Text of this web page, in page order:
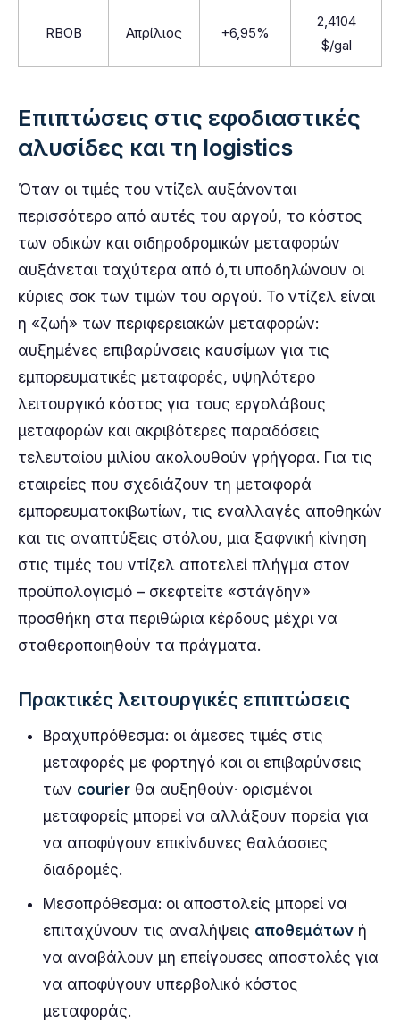
RBOB Απρίλιος +6,95%
2,4104
$/gal
Επιπτώσεις στις εφοδιαστικές
αλυσίδες και τη logistics
Όταν οι τιμές του ντίζελ αυξάνονται
περισσότερο από αυτές του αργού, το κόστος
των οδικών και σιδηροδρομικών μεταφορών
αυξάνεται ταχύτερα από ό,τι υποδηλώνουν οι
κύριες σοκ των τιμών του αργού. Το ντίζελ είναι
η «ζωή» των περιφερειακών μεταφορών:
αυξημένες επιβαρύνσεις καυσίμων για τις
εμπορευματικές μεταφορές, υψηλότερο
λειτουργικό κόστος για τους εργολάβους
μεταφορών και ακριβότερες παραδόσεις
τελευταίου μιλίου ακολουθούν γρήγορα. Για τις
εταιρείες που σχεδιάζουν τη μεταφορά
εμπορευματοκιβωτίων, τις εναλλαγές αποθηκών
και τις αναπτύξεις στόλου, μια ξαφνική κίνηση
στις τιμές του ντίζελ αποτελεί πλήγμα στον
προϋπολογισμό – σκεφτείτε «στάγδην»
προσθήκη στα περιθώρια κέρδους μέχρι να
σταθεροποιηθούν τα πράγματα.
Πρακτικές λειτουργικές επιπτώσεις
Βραχυπρόθεσμα: οι άμεσες τιμές στις
μεταφορές με φορτηγό και οι επιβαρύνσεις
των courier θα αυξηθούν· ορισμένοι
μεταφορείς μπορεί να αλλάξουν πορεία για
να αποφύγουν επικίνδυνες θαλάσσιες
διαδρομές.
Μεσοπρόθεσμα: οι αποστολείς μπορεί να
επιταχύνουν τις αναλήψεις αποθεμάτων ή
να αναβάλουν μη επείγουσες αποστολές για
να αποφύγουν υπερβολικό κόστος
μεταφοράς.